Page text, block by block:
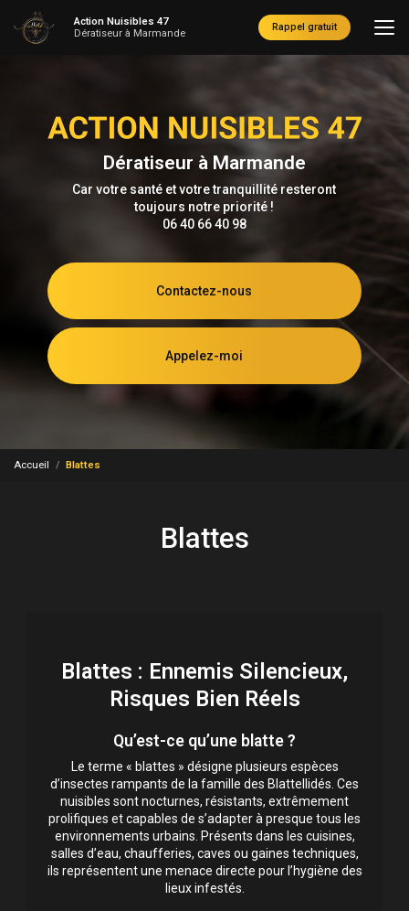
au
contenu
Action Nuisibles 47
Dératiseur à Marmande
Rappel gratuit
Dératiseur à Marmande
Car votre santé et votre tranquillité resteront
toujours notre priorité !
06 40 66 40 98
Contactez-nous
Appelez-moi
Accueil Blattes
Blattes
Blattes : Ennemis Silencieux,
Risques Bien Réels
Qu’est-ce qu’une blatte ?
Le terme « blattes » désigne plusieurs espèces
d’insectes rampants de la famille des Blattellidés. Ces
nuisibles sont nocturnes, résistants, extrêmement
prolifiques et capables de s’adapter à presque tous les
environnements urbains. Présents dans les cuisines,
salles d’eau, chaufferies, caves ou gaines techniques,
ils représentent une menace directe pour l’hygiène des
lieux infestés.